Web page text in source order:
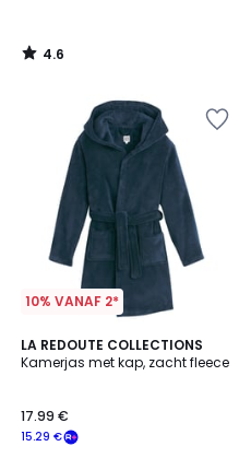
4.6
/
10% VANAF 2*
LA REDOUTE COLLECTIONS
Kamerjas met kap, zacht fleece
15.29 €
17.99 €
4.8
/ 5
2
Kleuren